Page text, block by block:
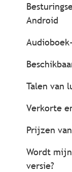
Android
Talen van
Verkorte
Prijzen
Wordt
versie?